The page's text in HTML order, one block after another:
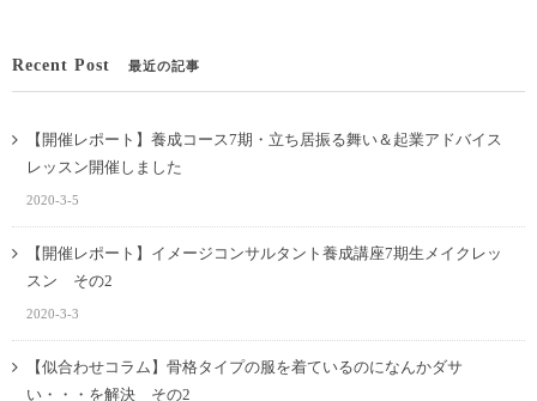
Recent Post 最近の記事
【開催レポート】養成コース7期・立ち居振る舞い＆起業アドバイス
レッスン開催しました
2020-3-5
【開催レポート】イメージコンサルタント養成講座7期生メイクレッ
スン その2
2020-3-3
【似合わせコラム】骨格タイプの服を着ているのになんかダサ
い・・・を解決 その2